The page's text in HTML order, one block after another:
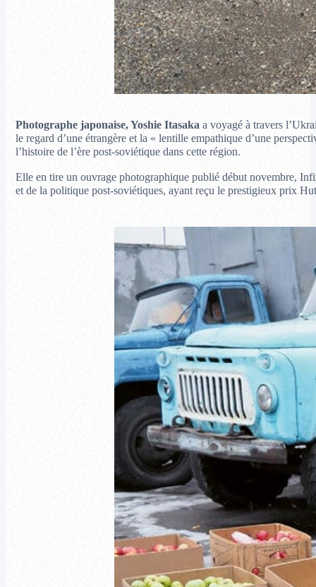
Photographe japonaise, Yoshie Itasakaa voyagé à travers
le regard d’une étrangère et la « lentille empathique d’une
l’histoire de l’ère post-soviétique dans cette région.
Elle en tire un ouvrage photographique publié début novembre,
et de la politique post-soviétiques, ayant reçu le prestigieux prix